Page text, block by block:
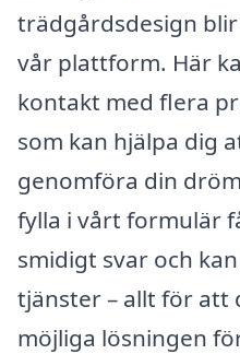
trädgårdsdesign
vår plattform. Här
kontakt med flera
som kan hjälpa dig
genomföra din
fylla i vårt formulär
smidigt svar och
tjänster – allt för att
möjliga lösningen